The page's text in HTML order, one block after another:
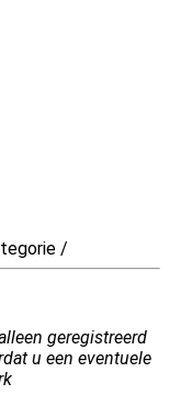
/
geregistreerd
u een eventuele